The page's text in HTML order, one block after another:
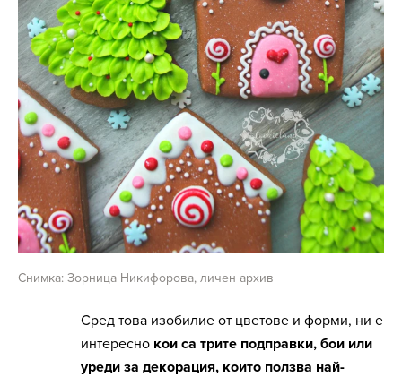
Снимка: Зорница Никифорова, личен архив
Сред това изобилие от цветове и форми, ни е
интересно кои са трите подправки, бои или
уреди за декорация, които ползва най-